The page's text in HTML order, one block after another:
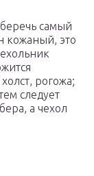
самый
кожаный, это
рогожа;
следует
а чехол